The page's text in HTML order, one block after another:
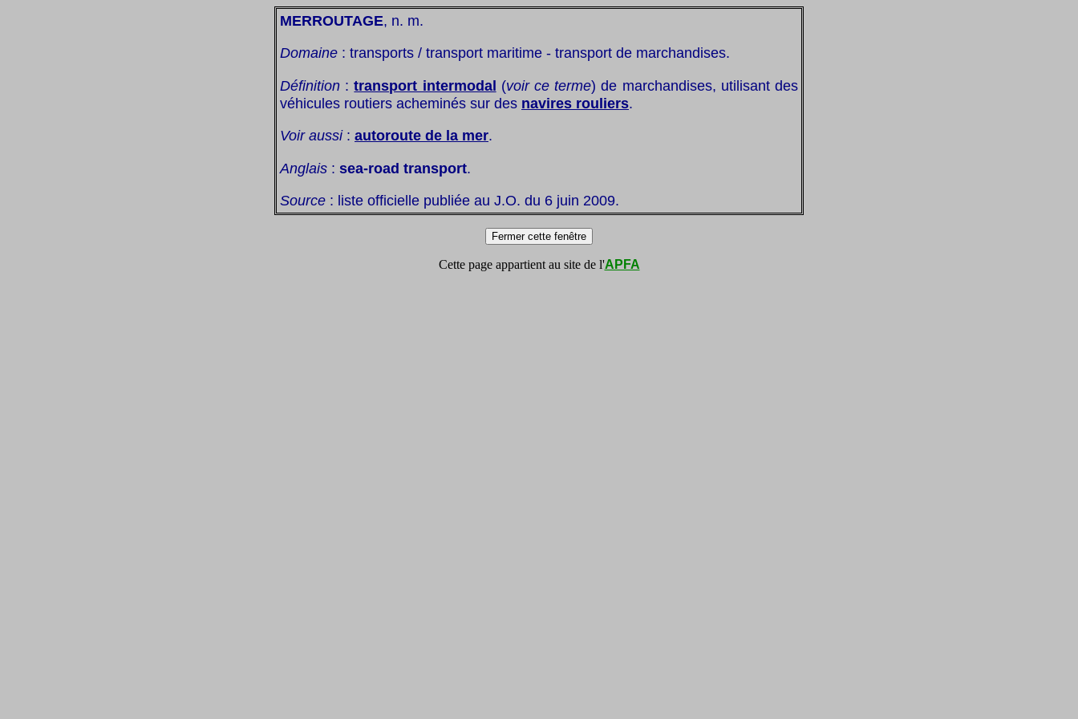
MERROUTAGE, n. m.
Domaine : transports / transport maritime - transport de marchandises.
Définition :transport intermodal (voir ce terme) de marchandises, utilisant des
véhicules routiers acheminés sur des navires rouliers.
Voir aussi: autoroute de la mer.
Anglais : sea-road transport.
Source : liste officielle publiée au J.O. du 6 juin 2009.
Cette page appartient au site de l'APFA